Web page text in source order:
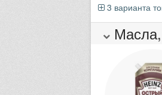
3 варианта